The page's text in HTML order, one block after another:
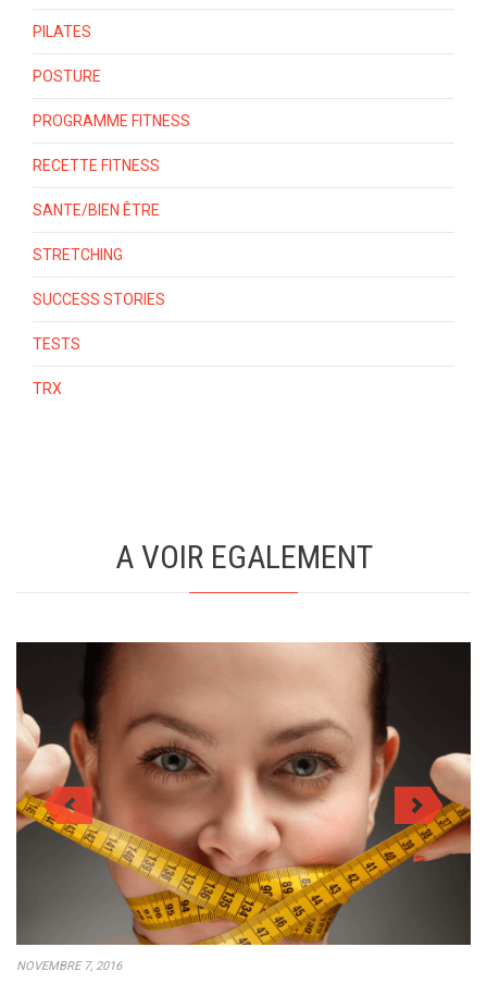
PILATES
POSTURE
PROGRAMME FITNESS
RECETTE FITNESS
SANTE/BIEN ÊTRE
STRETCHING
SUCCESS STORIES
TESTS
TRX
A VOIR EGALEMENT
NOVEMBRE 7, 2016